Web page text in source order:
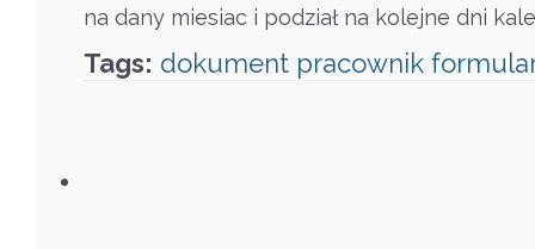
na dany miesiac i podział na kolejne dni
Tags: dokument pracownik